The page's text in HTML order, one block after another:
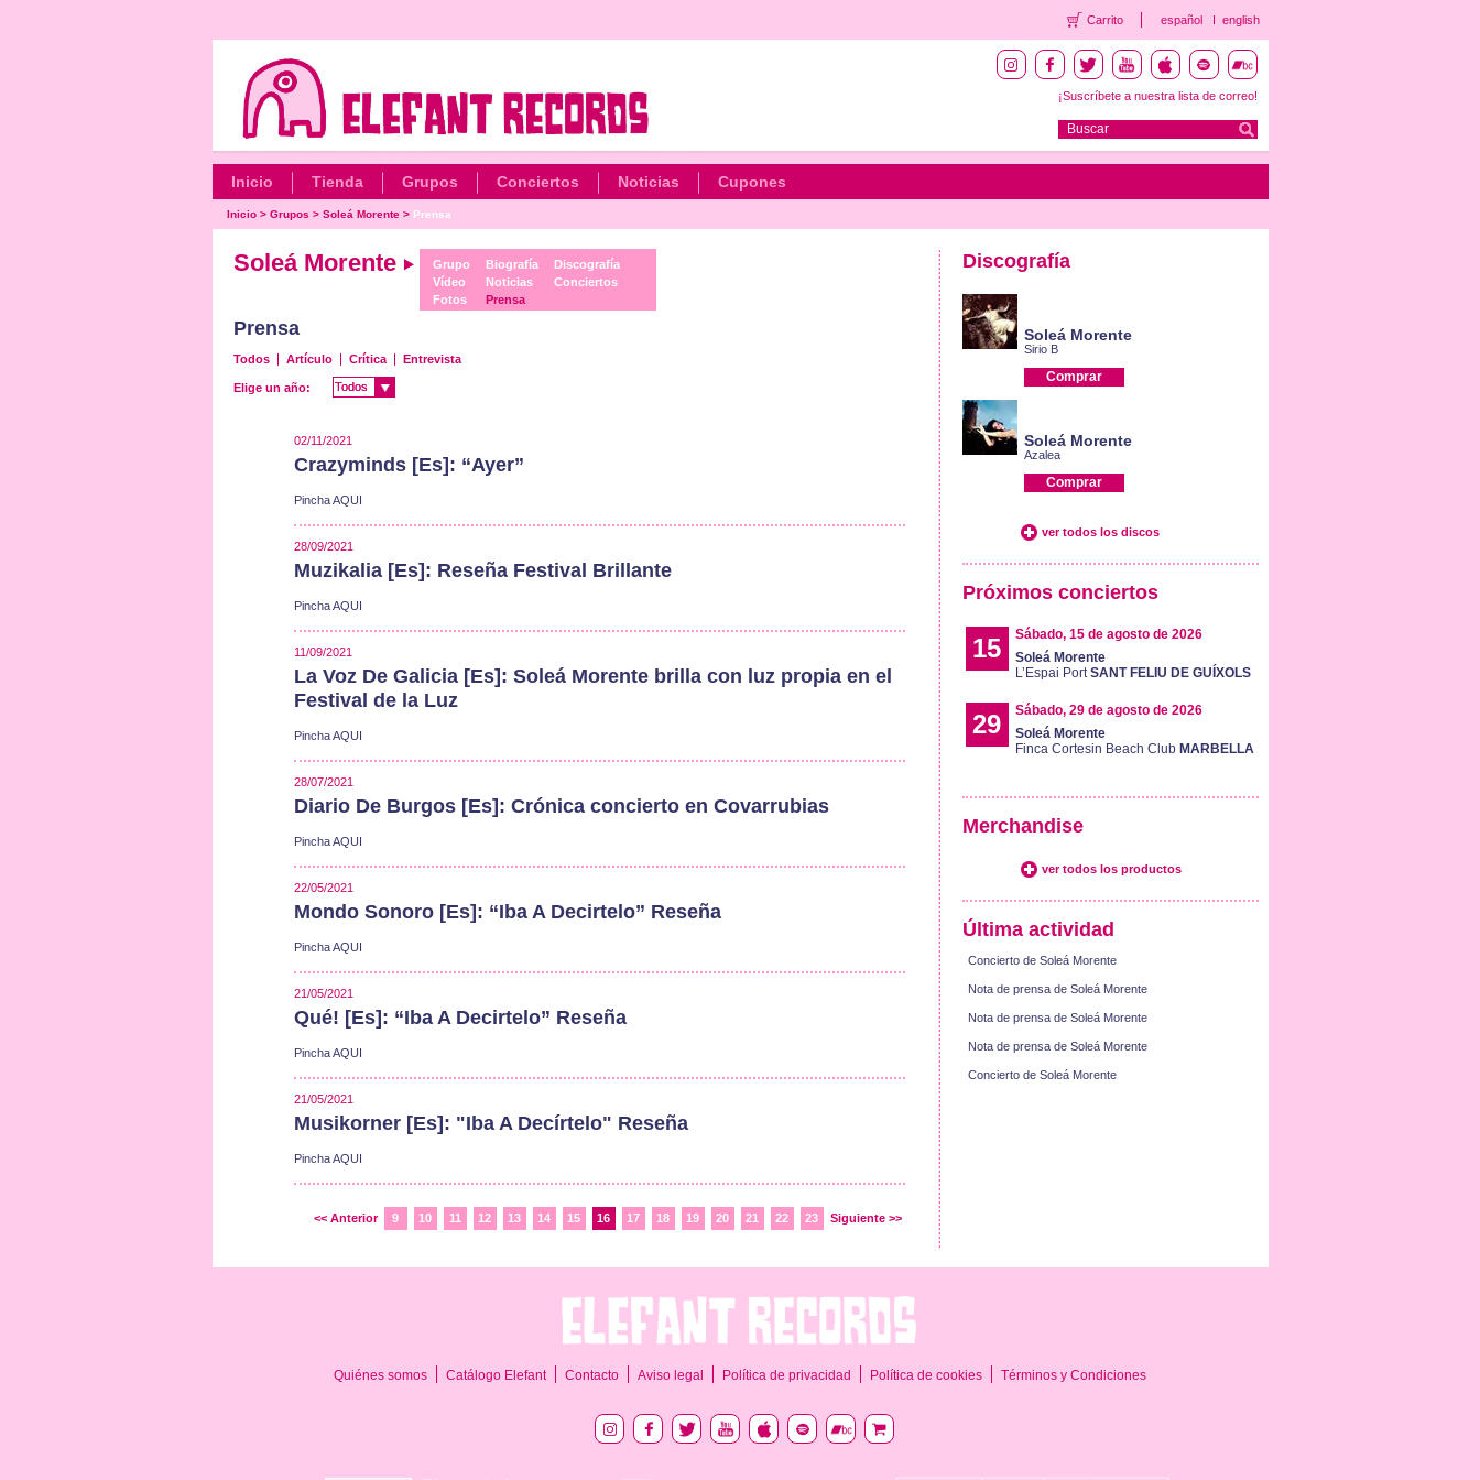
Carrito español english
¡Suscríbete a nuestra lista de correo!
Inicio Tienda Grupos Conciertos Noticias Cupones
Inicio> Grupos > Soleá Morente> Prensa
Soleá Morente
Grupo
Vídeo
Fotos
Biografía
Noticias
Prensa
Discografía
Conciertos
Prensa
Todos Artículo Crítica Entrevista
Elige un año: Todos
Todos
02/11/2021
Crazyminds [Es]: “Ayer”
Pincha AQUI
28/09/2021
Muzikalia [Es]: Reseña Festival Brillante
Pincha AQUI
11/09/2021
La Voz De Galicia [Es]: Soleá Morente brilla con luz propia en el
Festival de la Luz
Pincha AQUI
28/07/2021
Diario De Burgos [Es]: Crónica concierto en Covarrubias
Pincha AQUI
22/05/2021
Mondo Sonoro [Es]: “Iba A Decirtelo” Reseña
Pincha AQUI
21/05/2021
Qué! [Es]: “Iba A Decirtelo” Reseña
Pincha AQUI
21/05/2021
Musikorner [Es]: "Iba A Decírtelo" Reseña
Pincha AQUI
<< Anterior 9 10 11 12 13 14 15 16 17 18 19 20 21 22 23 Siguiente >>
Discografía
Soleá Morente
Sirio B
Comprar
Soleá Morente
Azalea
Comprar
ver todos los discos
Próximos conciertos
15
Sábado, 15 de agosto de 2026
Soleá Morente
L’Espai PortSANT FELIU DE GUÍXOLS
29
Sábado, 29 de agosto de 2026
Soleá Morente
Finca Cortesin Beach Club MARBELLA
Merchandise
ver todos los productos
Última actividad
Concierto de Soleá Morente
Nota de prensa de Soleá Morente
Nota de prensa de Soleá Morente
Nota de prensa de Soleá Morente
Concierto de Soleá Morente
Quiénes somos Catálogo Elefant Contacto Aviso legal Política de privacidad Política de cookies Términos y Condiciones